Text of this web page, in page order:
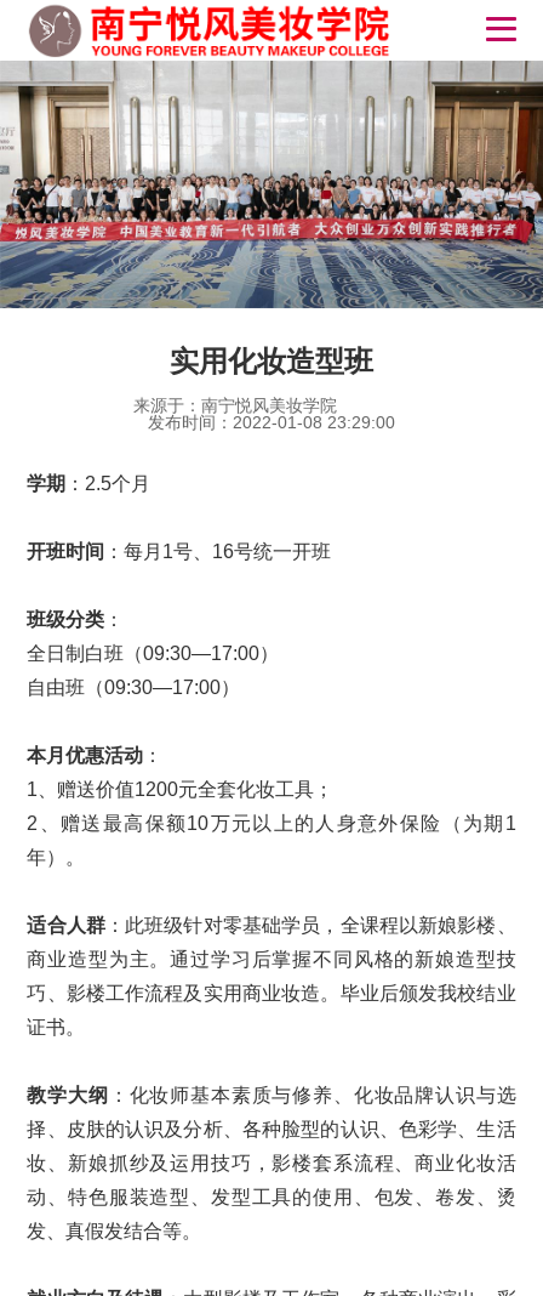
实用化妆造型班
来源于：南宁悦风美妆学院
发布时间：2022-01-08 23:29:00
学期 ：2.5个月
开班时间 ：每月1号、16号统一开班
班级分类 ：
全日制白班（09:30—17:00）
自由班（09:30—17:00）
本月优惠活动 ：
1、赠送价值1200元全套化妆工具；
2、赠送最高保额10万元以上的人身意外保险（为期1
年）。
适合人群：此班级针对零基础学员，全课程以新娘影楼、
商业造型为主。通过学习后掌握不同风格的新娘造型技
巧、影楼工作流程及实用商业妆造。毕业后颁发我校结业
证书。
教学大纲 ：化妆师基本素质与修养、化妆品牌认识与选
择、皮肤的认识及分析、各种脸型的认识、色彩学、生活
妆、新娘抓纱及运用技巧，影楼套系流程、商业化妆活
动、特色服装造型、发型工具的使用、包发、卷发、烫
发、真假发结合等。